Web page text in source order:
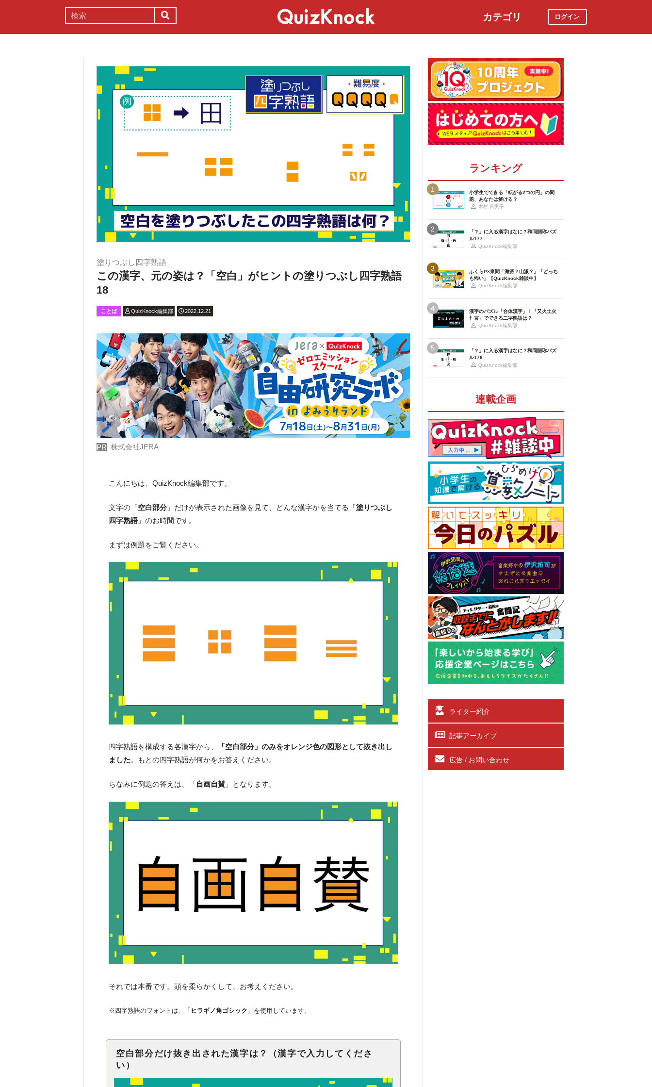
カテゴリ ログイン
塗りつぶし四字熟語
この漢字、元の姿は？「空白」がヒントの塗りつぶし四字熟語
18
ことば QuizKnock編集部 2022.12.21
PR 株式会社JERA
こんにちは、QuizKnock編集部です。
文字の「空白部分」だけが表示された画像を見て、どんな漢字かを当てる「塗りつぶし
四字熟語」のお時間です。
まずは例題をご覧ください。
四字熟語を構成する各漢字から、
「空白部分」のみをオレンジ色の図形として抜き出し
ました。もとの四字熟語が何かをお答えください。
ちなみに例題の答えは、「自画自賛 」となります。
それでは本番です。頭を柔らかくして、お考えください。
※四字熟語のフォントは、「 ヒラギノ角ゴシック 」を使用しています。
空白部分だけ抜き出された漢字は？（漢字で入力してくださ
い）
ランキング
1
小学生でできる「転がる2つの円」の問
題、あなたは解ける？
木村 真実子
2
「？」に入る漢字はなに？和同開珎パズ
ル177
QuizKnock編集部
3
ふくらP×東問「海派？山派？」「どっち
も怖い」【QuizKnock雑談中】
QuizKnock編集部
4
漢字のパズル「合体漢字」！「又火土火
忄言」でできる二字熟語は？
QuizKnock編集部
5
「？」に入る漢字はなに？和同開珎パズ
ル176
QuizKnock編集部
連載企画
ライター紹介
記事アーカイブ
広告 / お問い合わせ